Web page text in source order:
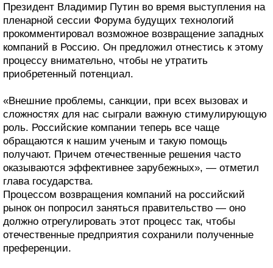
Президент Владимир Путин во время выступления на
пленарной сессии Форума будущих технологий
прокомментировал возможное возвращение западных
компаний в Россию. Он предложил отнестись к этому
процессу внимательно, чтобы не утратить
приобретенный потенциал.
«Внешние проблемы, санкции, при всех вызовах и
сложностях для нас сыграли важную стимулирующую
роль. Российские компании теперь все чаще
обращаются к нашим ученым и такую помощь
получают. Причем отечественные решения часто
оказываются эффективнее зарубежных», — отметил
глава государства.
Процессом возвращения компаний на российский
рынок он попросил заняться правительство — оно
должно отрегулировать этот процесс так, чтобы
отечественные предприятия сохранили полученные
преференции.